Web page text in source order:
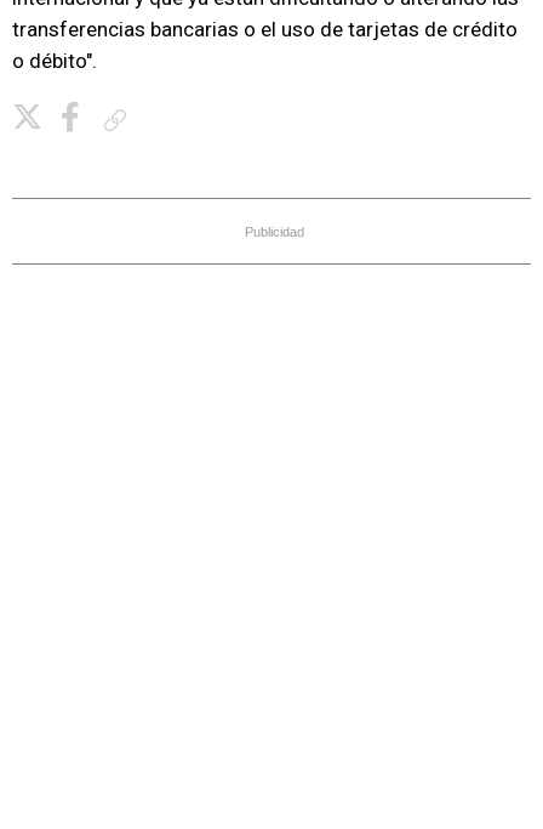
transferencias bancarias o el uso de tarjetas de crédito
o débito".
Publicidad